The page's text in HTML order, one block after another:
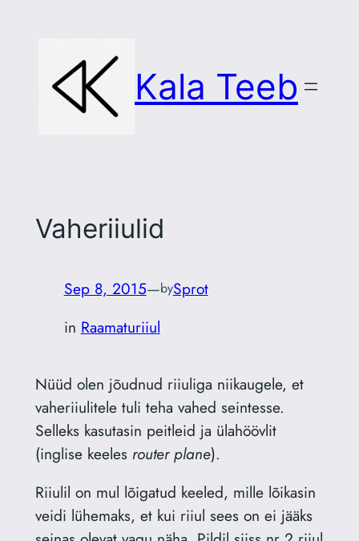
Kala Teeb
Vaheriiulid
Sep 8, 2015—bySprot
in Raamaturiiul
Nüüd olen jõudnud riiuliga niikaugele, et
vaheriiulitele tuli teha vahed seintesse.
Selleks kasutasin peitleid ja ülahöövlit
(inglise keeles router plane).
Riiulil on mul lõigatud keeled, mille lõikasin
veidi lühemaks, et kui riiul sees on ei jääks